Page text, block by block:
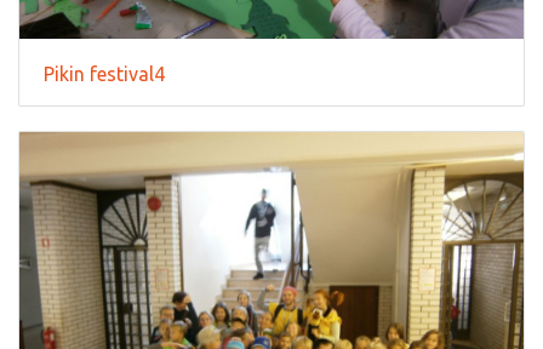
Pikin festival4